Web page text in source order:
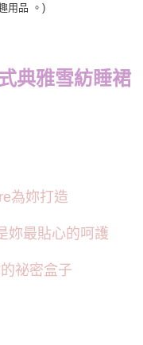
用品 。)
典雅雪紡睡裙
為妳打造
妳最貼心的呵護
祕密盒子